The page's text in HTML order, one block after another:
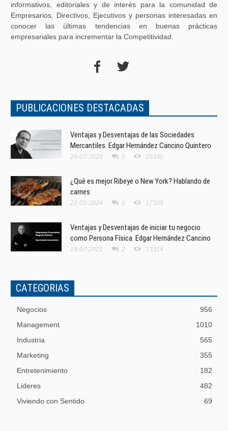
informativos, editoriales y de interés para la comunidad de
Empresarios, Directivos, Ejecutivos y personas interesadas en
conocer las últimas tendencias en buenas prácticas
empresariales para incrementar la Competitividad.
PUBLICACIONES DESTACADAS
Ventajas y Desventajas de las Sociedades
Mercantiles. Edgar Hernández Cancino Quintero
26-07-2021 0 23340
¿Qué es mejor Ribeye o New York? Hablando de
carnes
22-02-2024 0 17305
Ventajas y Desventajas de iniciar tu negocio
como Persona Física. Edgar Hernández Cancino
19-07-2021 2 13314
CATEGORIAS
Negocios
956
Management
1010
Industria
565
Marketing
355
Entretenimiento
182
Lideres
482
Viviendo con Sentido
69